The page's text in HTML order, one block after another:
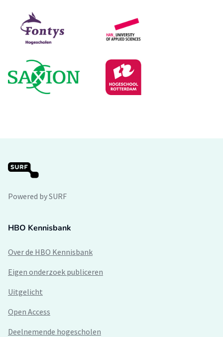
Powered by SURF
HBO Kennisbank
Over de HBO Kennisbank
Eigen onderzoek publiceren
Uitgelicht
Open Access
Deelnemende hogescholen